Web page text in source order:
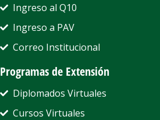
Ingreso al Q10
Ingreso a PAV
Correo Institucional
Programas de Extensión
Diplomados Virtuales
Cursos Virtuales